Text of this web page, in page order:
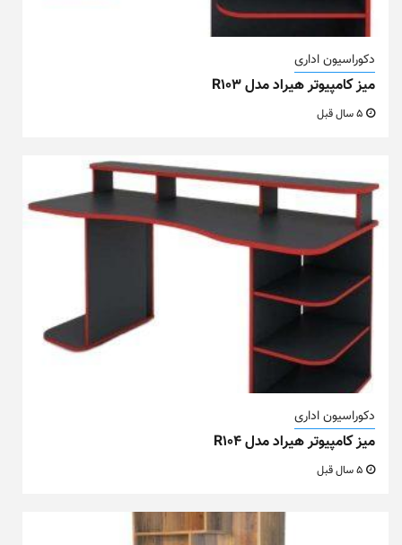
دکوراسیون اداری
میز کامپیوتر هیراد مدل R103
دکوراسیون اداری
میز کامپیوتر هیراد مدل R104